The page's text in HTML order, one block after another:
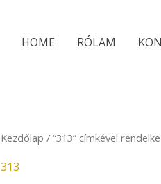
HOME RÓLAM
Kezdőlap / “313” címkével
313